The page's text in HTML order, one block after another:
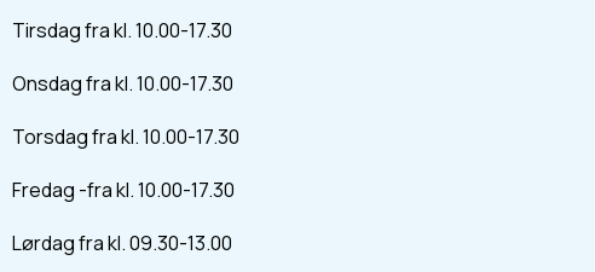
Tirsdag fra kl. 10.00-17.30
Onsdag fra kl. 10.00-17.30
Torsdag fra kl. 10.00-17.30
Fredag -fra kl. 10.00-17.30
Lørdag fra kl. 09.30-13.00